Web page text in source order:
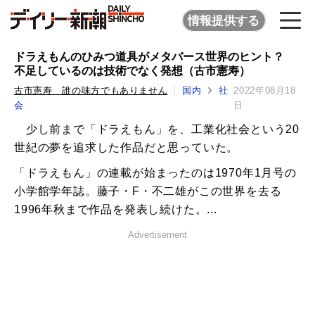
情報提供する
ドラえもんのひみつ道具がメタバース世界のヒント？
不足しているのは技術でなく発想（古市憲寿）
古市憲寿 誰の味方でもありません 国内
社
会
2022年08月18
日
少し前まで「ドラえもん」を、工業化社会という20
世紀の夢を追求した作品だと思っていた。
「ドラえもん」の連載が始まったのは1970年1月号の
小学館学年誌。藤子・F・不二雄がこの世界を去る
1996年秋まで作品を発表し続けた。...
Advertisement